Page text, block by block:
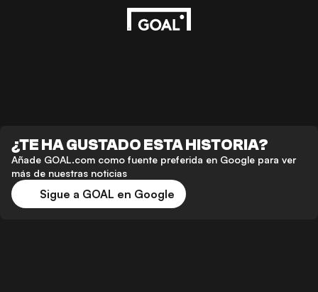
¿TE HA GUSTADO ESTA HISTORIA?
Añade GOAL.com como fuente preferida en Google para ver
más de nuestras noticias
Sigue a GOAL en Google